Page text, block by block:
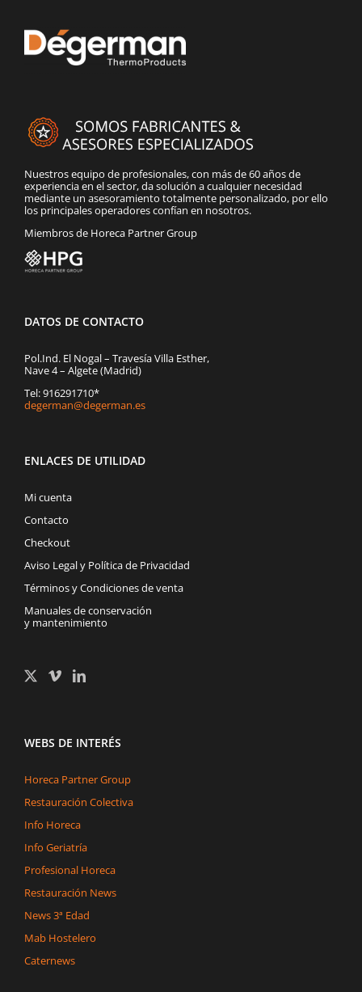
Nuestros equipo de profesionales, con más de 60 años de
experiencia en el sector, da solución a cualquier necesidad
mediante un asesoramiento totalmente personalizado, por ello
los principales operadores confían en nosotros.
Miembros de Horeca Partner Group
DATOS DE CONTACTO
Pol.Ind. El Nogal – Travesía Villa Esther,
Nave 4 – Algete (Madrid)
Tel: 916291710*
degerman@degerman.es
ENLACES DE UTILIDAD
Mi cuenta
Contacto
Checkout
Aviso Legal y Política de Privacidad
Términos y Condiciones de venta
Manuales de conservación
y mantenimiento
WEBS DE INTERÉS
Horeca Partner Group
Restauración Colectiva
Info Horeca
Info Geriatría
Profesional Horeca
Restauración News
News 3ª Edad
Mab Hostelero
Caternews